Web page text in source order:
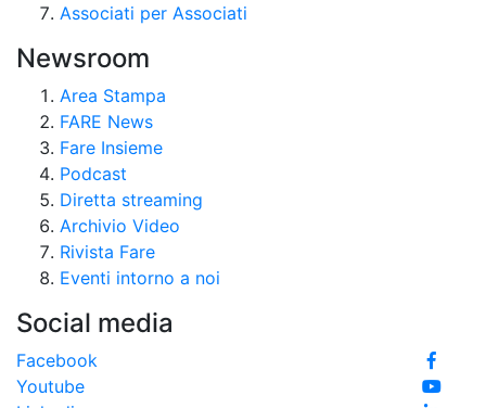
Associati per Associati
Newsroom
Area Stampa
FARE News
Fare Insieme
Podcast
Diretta streaming
Archivio Video
Rivista Fare
Eventi intorno a noi
Social media
Facebook
Youtube